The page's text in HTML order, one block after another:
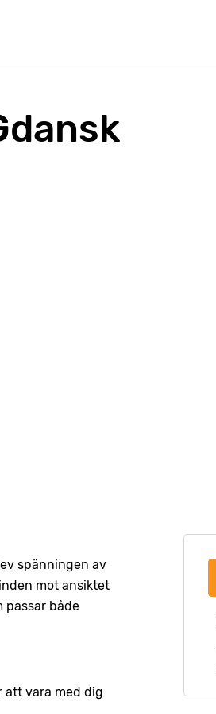
spänningen av
mot ansiktet
passar både
att vara med dig